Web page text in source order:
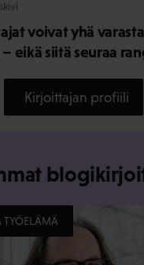
voivat yhä
eikä siitä seuraa
Kirjoittajan profiili
TYÖELÄMÄ